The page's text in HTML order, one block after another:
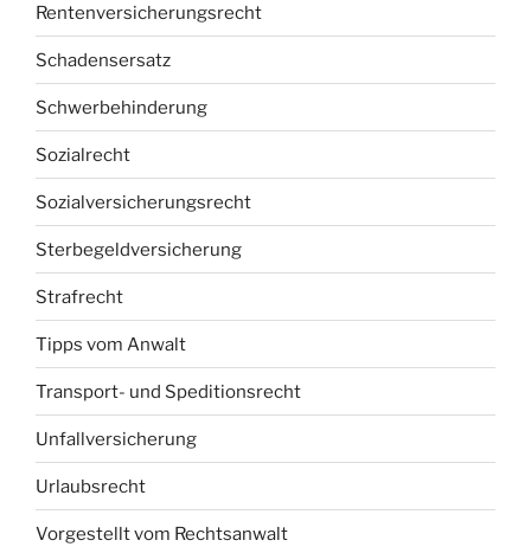
Rentenversicherungsrecht
Schadensersatz
Schwerbehinderung
Sozialrecht
Sozialversicherungsrecht
Sterbegeldversicherung
Strafrecht
Tipps vom Anwalt
Transport- und Speditionsrecht
Unfallversicherung
Urlaubsrecht
Vorgestellt vom Rechtsanwalt